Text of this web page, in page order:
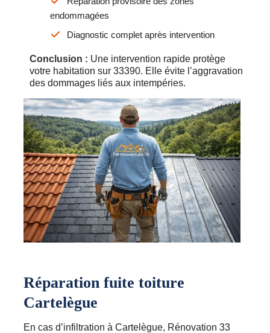
endommagées
Diagnostic complet après intervention
Conclusion : Une intervention rapide protège
votre habitation sur 33390. Elle évite l’aggravation
des dommages liés aux intempéries.
Réparation fuite toiture
Cartelègue
En cas d’infiltration à Cartelègue, Rénovation 33